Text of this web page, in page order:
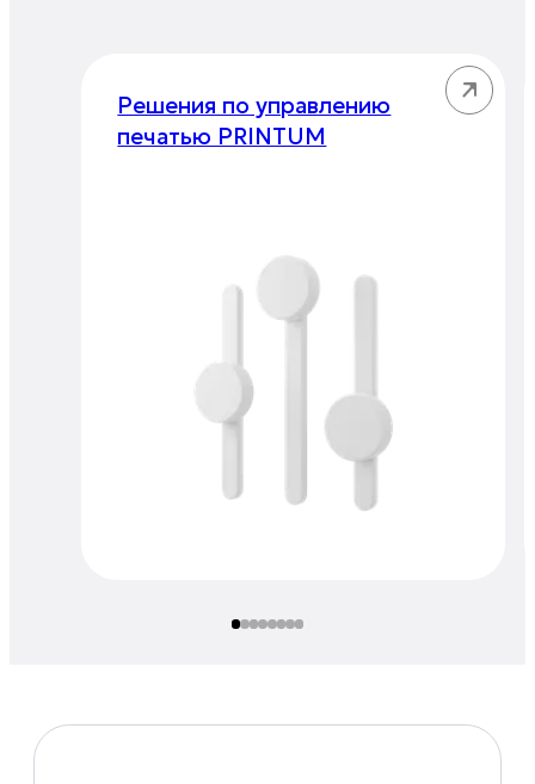
Решения по управлению
печатью PRINTUM